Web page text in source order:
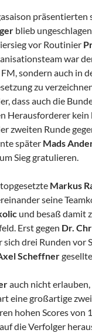
präsentierten
blieb
vor Routinier
war
sondern auch in
zu
dass auch die
Herausforderer kein
zweiten Runde
später Mads
Sieg gratulieren.
Markus
seine
und besaß damit
Erst gegen Dr.
drei Runden vor
Scheffner
auch nicht
eine großartige
hohen Scores von
die Verfolger